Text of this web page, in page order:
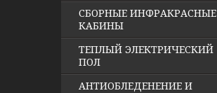
СБОРНЫЕ ИНФРАКРАСНЫЕ
КАБИНЫ
ТЕПЛЫЙ ЭЛЕКТРИЧЕСКИЙ
ПОЛ
АНТИОБЛЕДЕНЕНИЕ И